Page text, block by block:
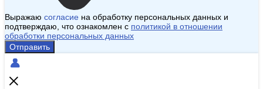
Выражаю согласие на обработку персональных данных и
подтверждаю, что ознакомлен с политикой в отношении
обработки персональных данных
Отправить